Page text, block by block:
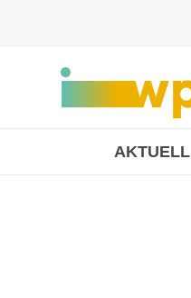
AKTUELL